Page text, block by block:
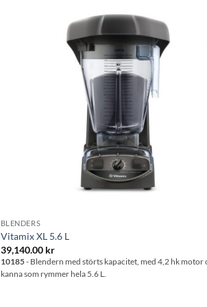
BLENDERS
Vitamix XL 5.6 L
39,140.00 kr
10185- Blendern med störts kapacitet, med 4,2 hk motor
kanna som rymmer hela 5.6 L.